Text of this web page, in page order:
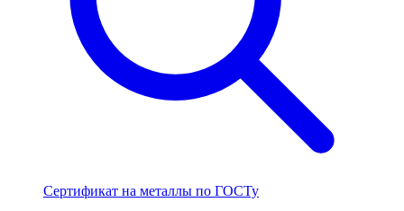
Сертификат на металлы по ГОСТу